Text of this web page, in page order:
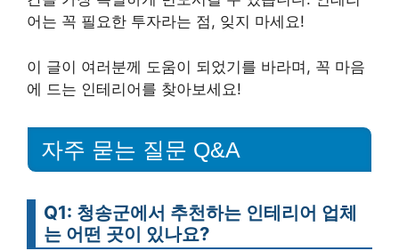
어는 꼭 필요한 투자라는 점, 잊지 마세요!
이 글이 여러분께 도움이 되었기를 바라며, 꼭 마음
에 드는 인테리어를 찾아보세요!
자주 묻는 질문 Q&A
Q1: 청송군에서 추천하는 인테리어 업체
는 어떤 곳이 있나요?